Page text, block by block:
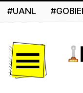
#UANL